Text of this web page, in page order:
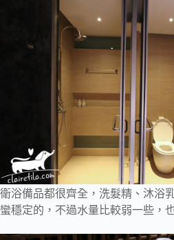
衛浴備品都很齊全，洗髮精、沐浴
蠻穩定的，不過水量比較弱一些，